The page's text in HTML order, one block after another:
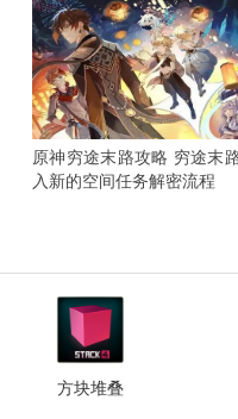
原神穷途末路攻略 穷途末
入新的空间任务解密流程
方块堆叠